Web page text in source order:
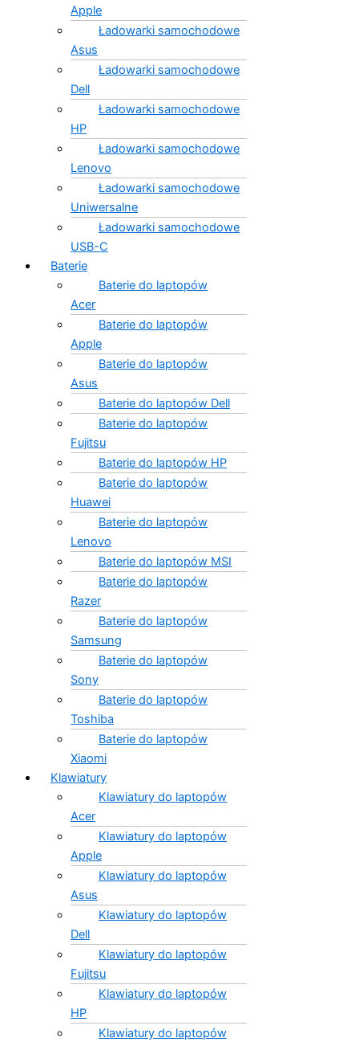
Apple
Ładowarki samochodowe
Asus
Ładowarki samochodowe
Dell
Ładowarki samochodowe
HP
Ładowarki samochodowe
Lenovo
Ładowarki samochodowe
Uniwersalne
Ładowarki samochodowe
USB-C
Baterie
Baterie do laptopów
Acer
Baterie do laptopów
Apple
Baterie do laptopów
Asus
Baterie do laptopów Dell
Baterie do laptopów
Fujitsu
Baterie do laptopów HP
Baterie do laptopów
Huawei
Baterie do laptopów
Lenovo
Baterie do laptopów MSI
Baterie do laptopów
Razer
Baterie do laptopów
Samsung
Baterie do laptopów
Sony
Baterie do laptopów
Toshiba
Baterie do laptopów
Xiaomi
Klawiatury
Klawiatury do laptopów
Acer
Klawiatury do laptopów
Apple
Klawiatury do laptopów
Asus
Klawiatury do laptopów
Dell
Klawiatury do laptopów
Fujitsu
Klawiatury do laptopów
HP
Klawiatury do laptopów